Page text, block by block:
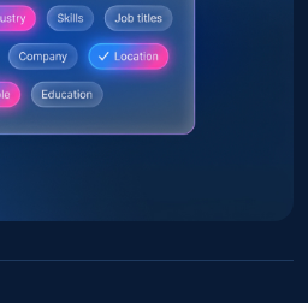
code, Model number,
name, Manufacturer,